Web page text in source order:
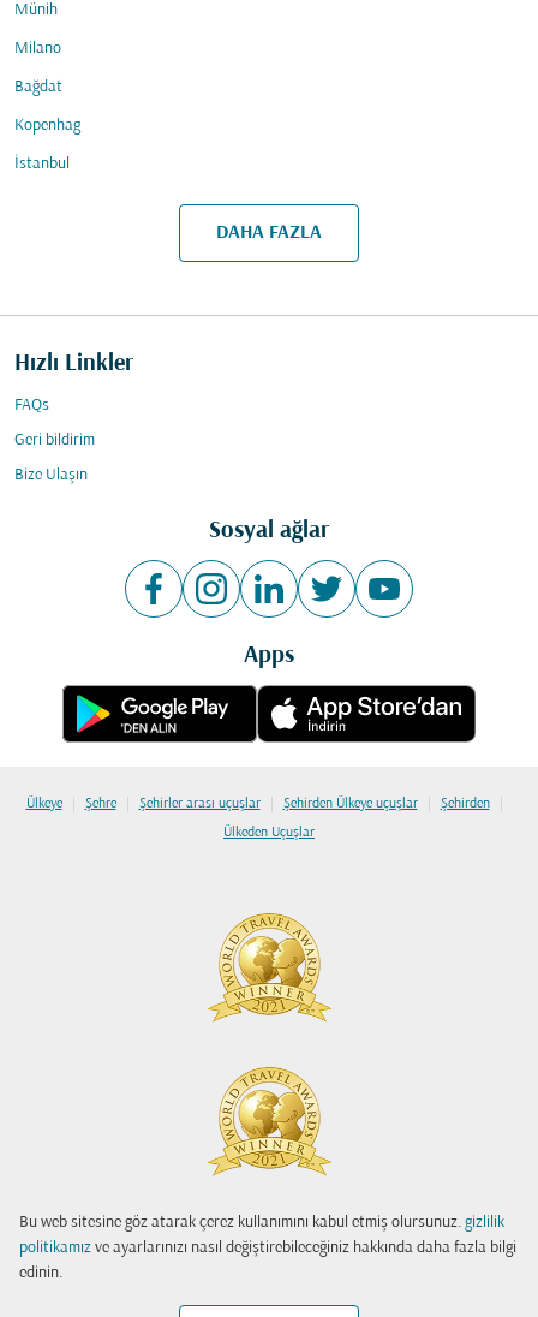
Bu web sitesine göz atarak çerez kullanımını kabul etmiş olursunuz. gizlilik
politikamız ve ayarlarınızı nasıl değiştirebileceğiniz hakkında daha fazla bilgi
edinin.
Münih
Milano
Bağdat
Kopenhag
İstanbul
DAHA FAZLA
Hızlı Linkler
FAQs
Geri bildirim
Bize Ulaşın
Sosyal ağlar
Apps
Ülkeye | Şehre | Şehirler arası uçuşlar | Şehirden Ülkeye uçuşlar | Şehirden |
Ülkeden Uçuşlar